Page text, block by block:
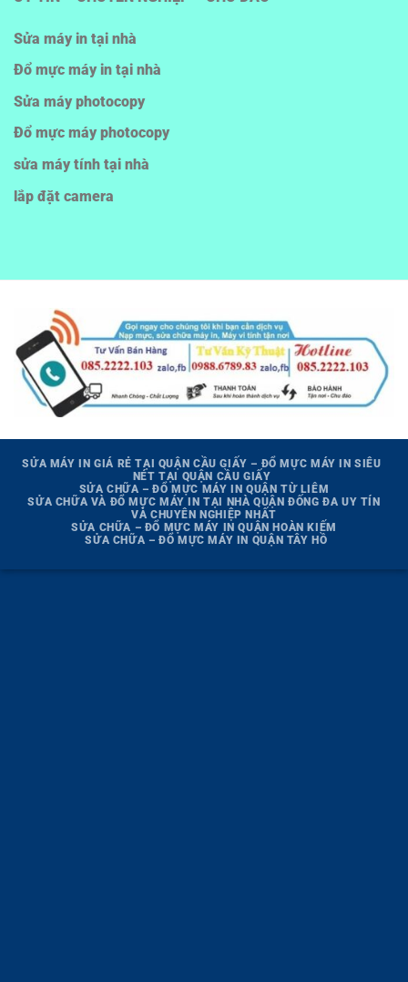
Sửa máy in tại nhà
Đổ mực máy in tại nhà
Sửa máy photocopy
Đổ mực máy photocopy
sửa máy tính tại nhà
lắp đặt camera
SỬA MÁY IN GIÁ RẺ TẠI QUẬN CẦU GIẤY – ĐỔ MỰC MÁY IN SIÊU
NÉT TẠI QUẬN CẦU GIẤY
SỬA CHỮA – ĐỔ MỰC MÁY IN QUẬN TỪ LIÊM
SỬA CHỮA VÀ ĐỔ MỰC MÁY IN TẠI NHÀ QUẬN ĐỐNG ĐA UY TÍN
VÀ CHUYÊN NGHIỆP NHẤT
SỬA CHỮA – ĐỔ MỰC MÁY IN QUẬN HOÀN KIẾM
SỬA CHỮA – ĐỔ MỰC MÁY IN QUẬN TÂY HỒ